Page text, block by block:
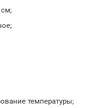
температуры;